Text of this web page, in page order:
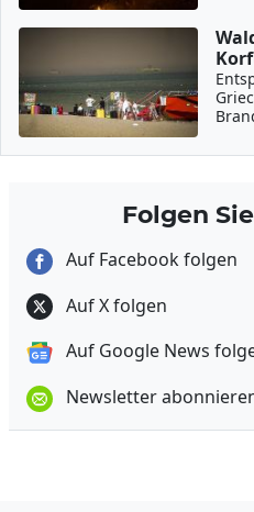
Folgen
Auf Facebook folgen
Auf X folgen
Auf Google News
Newsletter